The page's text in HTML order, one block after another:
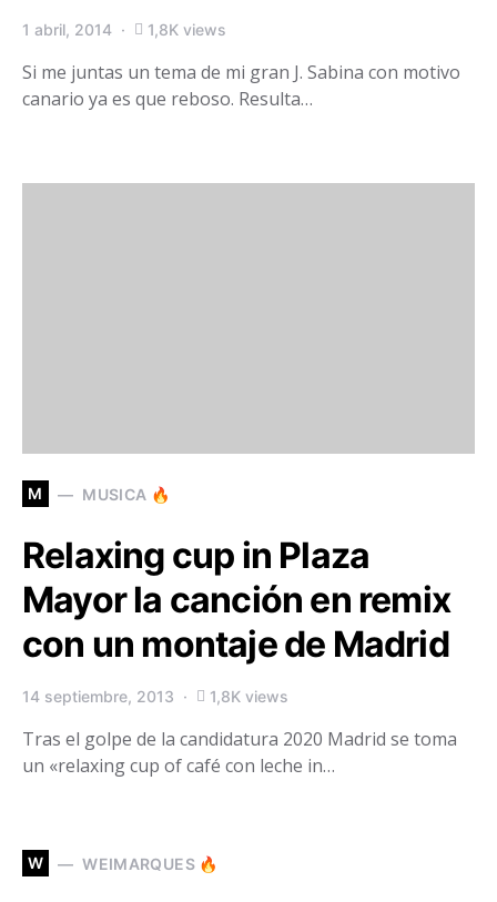
1 abril, 2014 1,8K views
Si me juntas un tema de mi gran J. Sabina con motivo
canario ya es que reboso. Resulta…
M MUSICA 🔥
Relaxing cup in Plaza
Mayor la canción en remix
con un montaje de Madrid
14 septiembre, 2013 1,8K views
Tras el golpe de la candidatura 2020 Madrid se toma
un «relaxing cup of café con leche in…
W WEIMARQUES 🔥